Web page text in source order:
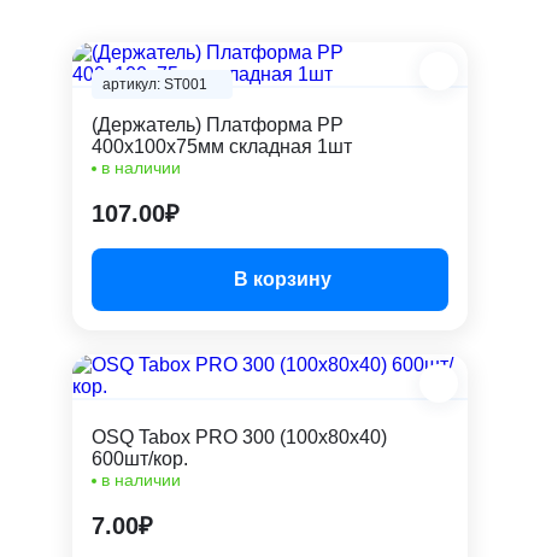
артикул: ST001
(Держатель) Платформа PP
400х100х75мм складная 1шт
в наличии
107.00₽
В корзину
OSQ Tabox PRO 300 (100x80x40)
600шт/кор.
в наличии
7.00₽